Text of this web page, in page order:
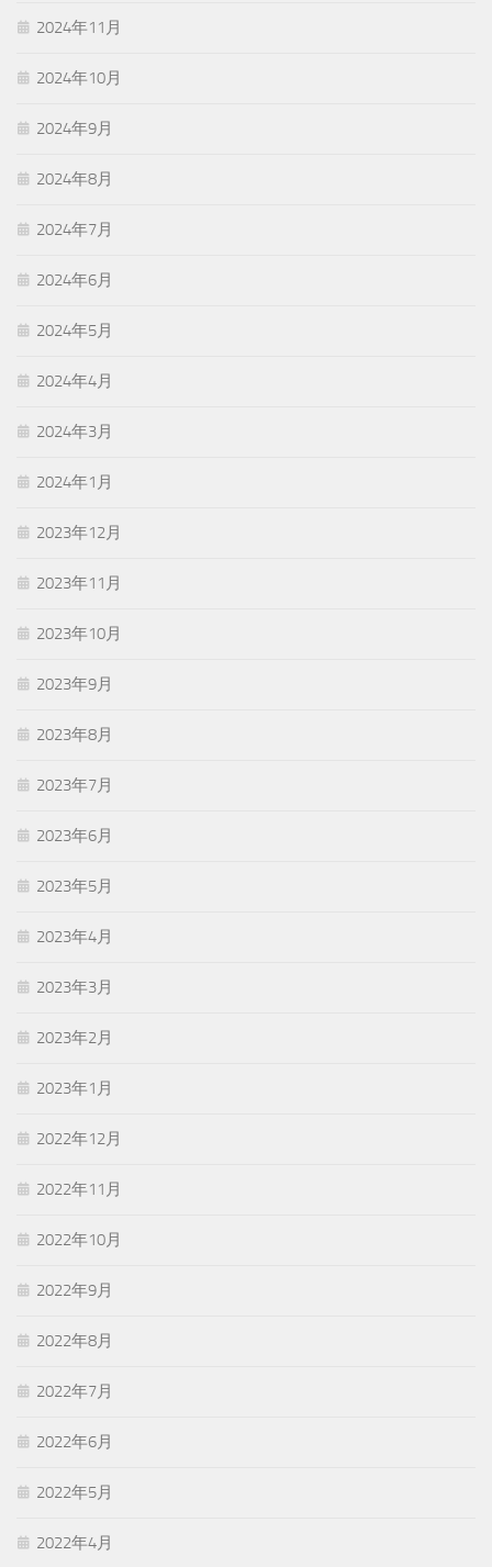
2024年11月
2024年10月
2024年9月
2024年8月
2024年7月
2024年6月
2024年5月
2024年4月
2024年3月
2024年1月
2023年12月
2023年11月
2023年10月
2023年9月
2023年8月
2023年7月
2023年6月
2023年5月
2023年4月
2023年3月
2023年2月
2023年1月
2022年12月
2022年11月
2022年10月
2022年9月
2022年8月
2022年7月
2022年6月
2022年5月
2022年4月